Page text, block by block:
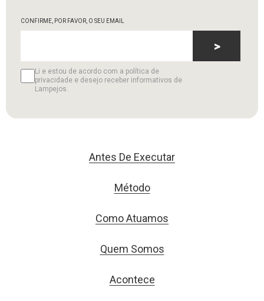
CONFIRME, POR FAVOR, O SEU EMAIL
Li e estou de acordo com a política de
privacidade e desejo receber informativos de
Lampejos.
>
Antes De Executar
Método
Como Atuamos
Quem Somos
Acontece